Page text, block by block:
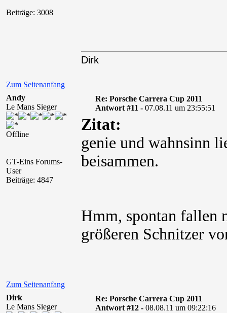
Beiträge: 3008
Zum Seitenanfang
Dirk
Andy
Le Mans Sieger
Offline
GT-Eins Forums-
User
Beiträge: 4847
Re: Porsche Carrera Cup 2011
Antwort #11 - 07.08.11 um 23:55:51
Zitat:
genie und wahnsinn
beisammen.
Hmm, spontan fallen
größeren Schnitzer
Zum Seitenanfang
Dirk
Le Mans Sieger
Re: Porsche Carrera Cup 2011
Antwort #12 - 08.08.11 um 09:22:16